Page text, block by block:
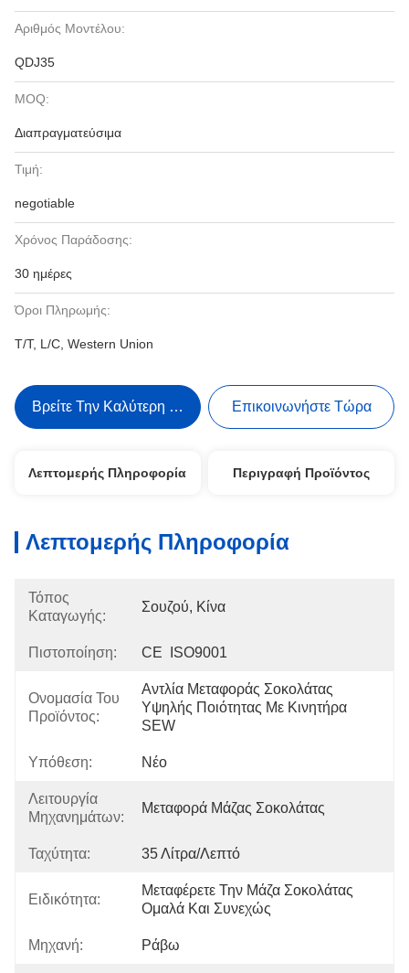
Αριθμός Μοντέλου:
QDJ35
MOQ:
Διαπραγματεύσιμα
Τιμή:
negotiable
Χρόνος Παράδοσης:
30 ημέρες
Όροι Πληρωμής:
T/T, L/C, Western Union
Βρείτε Την Καλύτερη Τιμή Επικοινωνήστε Τώρα
Λεπτομερής Πληροφορία Περιγραφή Προϊόντος
Λεπτομερής Πληροφορία
Τόπος
Καταγωγής:
Σουζού, Κίνα
Πιστοποίηση: CE  ISO9001
Ονομασία Του
Προϊόντος:
Αντλία Μεταφοράς Σοκολάτας
Υψηλής Ποιότητας Με Κινητήρα
SEW
Υπόθεση: Νέο
Λειτουργία
Μηχανημάτων:
Μεταφορά Μάζας Σοκολάτας
Ταχύτητα: 35 Λίτρα/λεπτό
Ειδικότητα:
Μεταφέρετε Την Μάζα Σοκολάτας
Ομαλά Και Συνεχώς
Μηχανή: Ράβω